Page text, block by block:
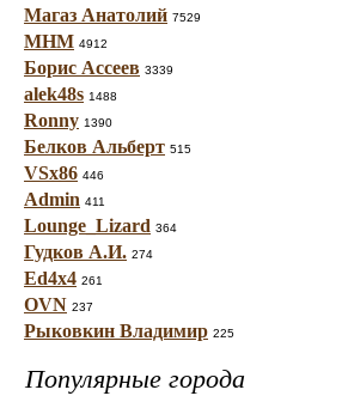
Магаз Анатолий 7529
МНМ 4912
Борис Ассеев 3339
alek48s 1488
Ronny 1390
Белков Альберт 515
VSx86 446
Admin 411
Lounge_Lizard 364
Гудков А.И. 274
Ed4x4 261
OVN 237
Рыковкин Владимир 225
Популярные города